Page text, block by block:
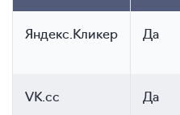
Яндекс.Кликер Да
VK.cc Да